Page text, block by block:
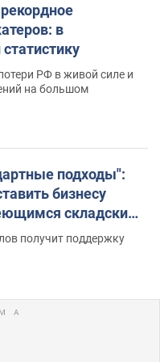
в
РФ в живой силе и
на большом
подходы":
бизнесу
складским
получит поддержку